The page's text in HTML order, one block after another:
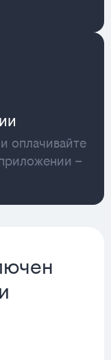
оплачивайте
–